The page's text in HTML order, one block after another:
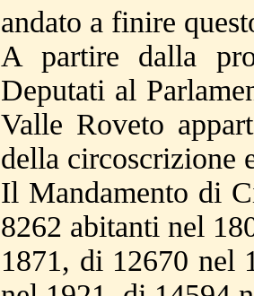
andato a finire
A partire dalla
Deputati al
Valle Roveto
della circoscrizione
Il Mandamento di
8262 abitanti nel
1871, di 12670 nel